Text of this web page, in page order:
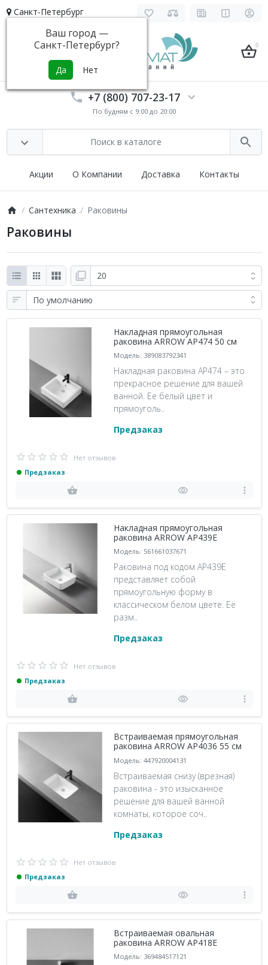
Санкт-Петербург
Ваш город —
Санкт-Петербург? 0
+7 (800) 707-23-17
По будням с 9:00 до 20:00
Акции О Компании Доставка Контакты
Сантехника Раковины
Раковины
Накладная прямоугольная
раковина ARROW AP474 50 см
Модель: 389083792341
Накладная раковина AP474 – это
прекрасное решение для вашей
ванной. Ее белый цвет и
прямоуголь..
Предзаказ
Нет отзывов
Предзаказ
Накладная прямоугольная
раковина ARROW AP439E
Модель: 561661037671
Раковина под кодом AP439E
представляет собой
прямоугольную форму в
классическом белом цвете. Её
разм..
Предзаказ
Нет отзывов
Предзаказ
Встраиваемая прямоугольная
раковина ARROW AP4036 55 см
Модель: 447920004131
Встраиваемая снизу (врезная)
раковина - это изысканное
решение для вашей ванной
комнаты, которое соч..
Предзаказ
Нет отзывов
Предзаказ
Встраиваемая овальная
раковина ARROW AP418E
Модель: 369484517121